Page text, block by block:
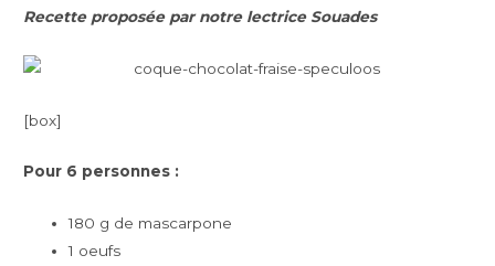
Recette proposée par notre lectrice Souades
[box]
Pour 6 personnes :
180 g de mascarpone
1 oeufs